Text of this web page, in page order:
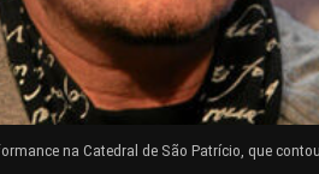
na Catedral de São Patrício, que